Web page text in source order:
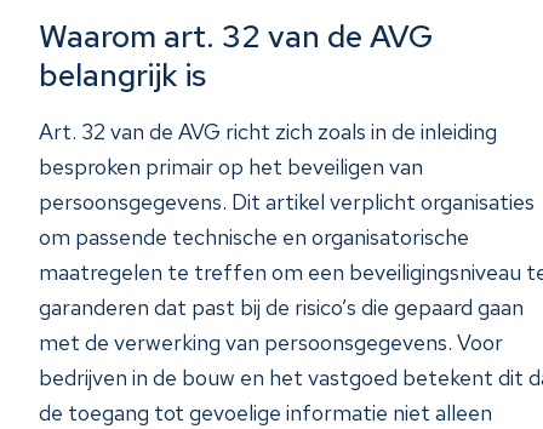
Waarom art. 32 van de AVG
belangrijk is
Art. 32 van de AVG richt zich zoals in de inleiding
besproken primair op het beveiligen van
persoonsgegevens. Dit artikel verplicht organisaties
om passende technische en organisatorische
maatregelen te treffen om een beveiligingsniveau
garanderen dat past bij de risico’s die gepaard gaan
met de verwerking van persoonsgegevens. Voor
bedrijven in de bouw en het vastgoed betekent dit
de toegang tot gevoelige informatie niet alleen